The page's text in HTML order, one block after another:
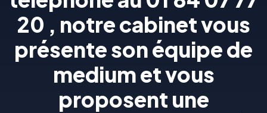
20 , notre cabinet vous
présente son équipe de
medium et vous
proposent une